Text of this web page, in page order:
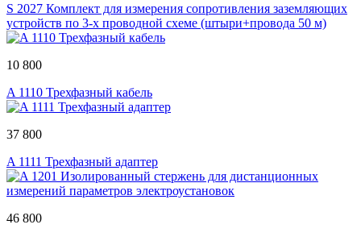
S 2027 Комплект для измерения сопротивления заземляющих
устройств по 3-х проводной схеме (штыри+провода 50 м)
10 800
A 1110 Трехфазный кабель
37 800
A 1111 Трехфазный адаптер
46 800